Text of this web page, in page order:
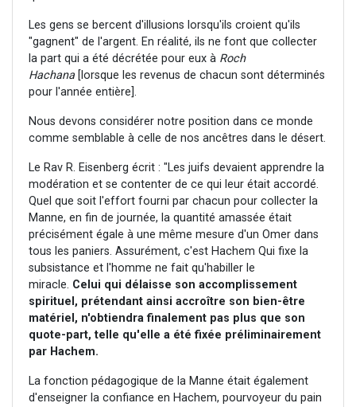
Les gens se bercent d'illusions lorsqu'ils croient qu'ils
"gagnent" de l'argent. En réalité, ils ne font que collecter
la part qui a été décrétée pour eux à Roch
Hachana [lorsque les revenus de chacun sont déterminés
pour l'année entière].
Nous devons considérer notre position dans ce monde
comme semblable à celle de nos ancêtres dans le désert.
Le Rav R. Eisenberg écrit : "Les juifs devaient apprendre la
modération et se contenter de ce qui leur était accordé.
Quel que soit l'effort fourni par chacun pour collecter la
Manne, en fin de journée, la quantité amassée était
précisément égale à une même mesure d'un Omer dans
tous les paniers. Assurément, c'est Hachem Qui fixe la
subsistance et l'homme ne fait qu'habiller le
miracle. Celui qui délaisse son accomplissement
spirituel, prétendant ainsi accroître son bien-être
matériel, n'obtiendra finalement pas plus que son
quote-part, telle qu'elle a été fixée préliminairement
par Hachem.
La fonction pédagogique de la Manne était également
d'enseigner la confiance en Hachem, pourvoyeur du pain